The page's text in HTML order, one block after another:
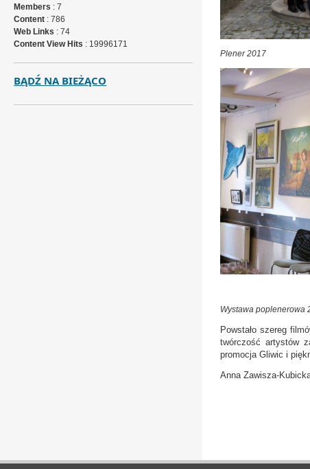
Plener 2017
Wystawa poplenerowa
Powstało szereg
twórczość artystów
promocja Gliwic i
Anna Zawisza-
Members : 7
Content : 786
Web Links : 74
Content View Hits : 19996171
BĄDŹ NA BIEŻĄCO